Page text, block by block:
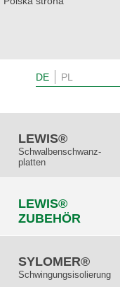
DE PL
LEWIS®
Schwalben­schwanz­
platten
LEWIS®
ZUBEHÖR
SYLOMER®
Schwingungs­isolierung